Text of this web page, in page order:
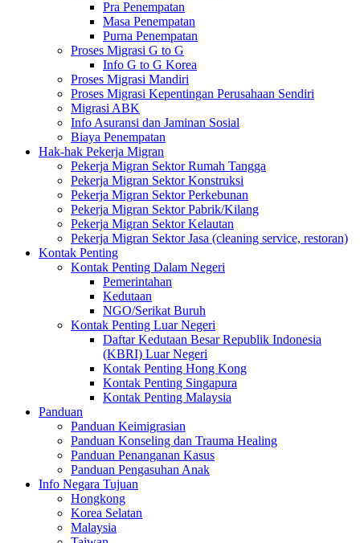
Pra Penempatan
Masa Penempatan
Purna Penempatan
Proses Migrasi G to G
Info G to G Korea
Proses Migrasi Mandiri
Proses Migrasi Kepentingan Perusahaan Sendiri
Migrasi ABK
Info Asuransi dan Jaminan Sosial
Biaya Penempatan
Hak-hak Pekerja Migran
Pekerja Migran Sektor Rumah Tangga
Pekerja Migran Sektor Konstruksi
Pekerja Migran Sektor Perkebunan
Pekerja Migran Sektor Pabrik/Kilang
Pekerja Migran Sektor Kelautan
Pekerja Migran Sektor Jasa (cleaning service, restoran)
Kontak Penting
Kontak Penting Dalam Negeri
Pemerintahan
Kedutaan
NGO/Serikat Buruh
Kontak Penting Luar Negeri
Daftar Kedutaan Besar Republik Indonesia
(KBRI) Luar Negeri
Kontak Penting Hong Kong
Kontak Penting Singapura
Kontak Penting Malaysia
Panduan
Panduan Keimigrasian
Panduan Konseling dan Trauma Healing
Panduan Penanganan Kasus
Panduan Pengasuhan Anak
Info Negara Tujuan
Hongkong
Korea Selatan
Malaysia